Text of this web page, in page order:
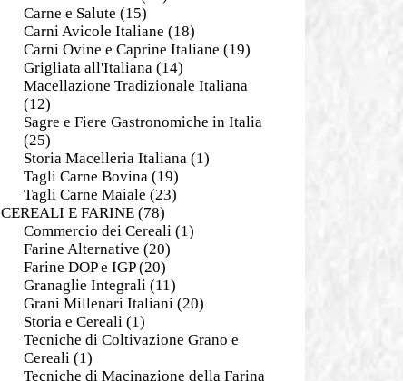
Carne e Salute (15)
Carni Avicole Italiane (18)
Carni Ovine e Caprine Italiane (19)
Grigliata all'Italiana (14)
Macellazione Tradizionale Italiana
(12)
Sagre e Fiere Gastronomiche in Italia
(25)
Storia Macelleria Italiana (1)
Tagli Carne Bovina (19)
Tagli Carne Maiale (23)
CEREALI E FARINE(78)
Commercio dei Cereali (1)
Farine Alternative (20)
Farine DOP e IGP(20)
Granaglie Integrali (11)
Grani Millenari Italiani (20)
Storia e Cereali (1)
Tecniche di Coltivazione Grano e
Cereali (1)
Tecniche di Macinazione della Farina